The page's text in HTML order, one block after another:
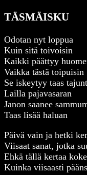
TÄSMÄISKU
Odotan nyt loppua
Kuin sitä toivoisin
Kaikki päättyy
Vaikka tästä toipuisin
Se iskeytyy taas
Lailla pajavasaran
Janon saanee
Taas lisää haluan
Päivä vain ja hetki
Viisaat sanat, jotka
Ehkä tällä kertaa
Kuinka viisaasti